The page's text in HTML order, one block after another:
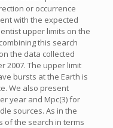
or occurrence
with the expected
upper limits on the
this search
the data collected
2007. The upper limit
bursts at the Earth is
We also present
year and Mpc(3) for
sources. As in the
of the search in terms